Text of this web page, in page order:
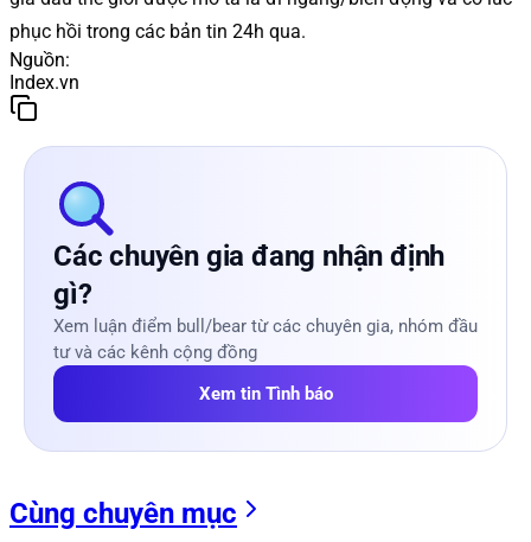
phục hồi trong các bản tin 24h qua.
Nguồn:
Index.vn
Các chuyên gia đang nhận định
gì?
Xem luận điểm bull/bear từ các chuyên gia, nhóm đầu
tư và các kênh cộng đồng
Xem tin Tình báo
Cùng chuyên mục